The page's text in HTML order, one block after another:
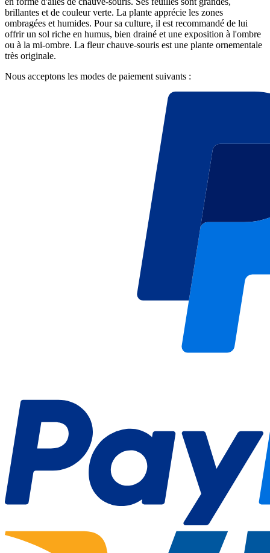
brillantes et de couleur verte. La plante apprécie les zones
ombragées et humides. Pour sa culture, il est recommandé de lui
offrir un sol riche en humus, bien drainé et une exposition à l'ombre
ou à la mi-ombre. La fleur chauve-souris est une plante ornementale
très originale.
Nous acceptons les modes de paiement suivants :